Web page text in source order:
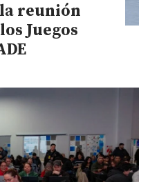
reunión
Juegos